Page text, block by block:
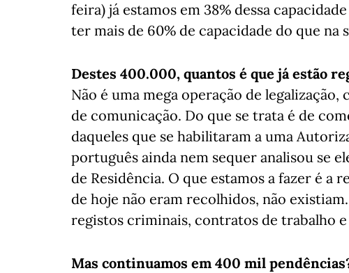
feira) já estamos em 38% dessa
ter mais de 60% de capacidade do que na
Destes 400.000, quantos é que já estão
Não é uma mega operação de
de comunicação. Do que se trata é de
daqueles que se habilitaram a uma
português ainda nem sequer analisou se
de Residência. O que estamos a fazer é a
de hoje não eram recolhidos, não
registos criminais, contratos de trabalho
Mas continuamos em 400 mil